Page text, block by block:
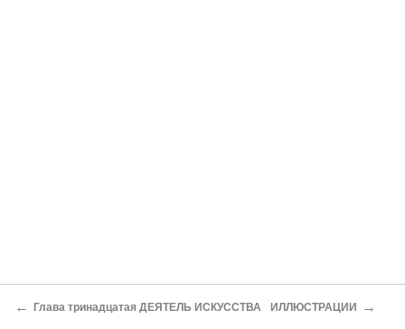
← Глава тринадцатая ДЕЯТЕЛЬ ИСКУССТВА ИЛЛЮСТРАЦИИ →